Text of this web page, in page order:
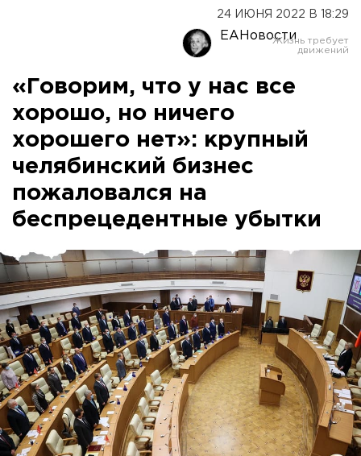
24 ИЮНЯ 2022 В 18:29
ЕАНовости
«Говорим, что у нас все
хорошо, но ничего
хорошего нет»: крупный
челябинский бизнес
пожаловался на
беспрецедентные убытки